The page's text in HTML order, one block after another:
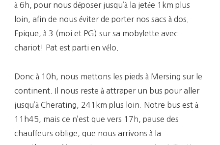
à 6h, pour nous déposer jusqu’à la jetée 1km plus
loin, afin de nous éviter de porter nos sacs à dos.
Epique, à 3 (moi et PG) sur sa mobylette avec
chariot! Pat est parti en vélo.
Donc à 10h, nous mettons les pieds à Mersing sur le
continent. Il nous reste à attraper un bus pour aller
jusqu’à Cherating, 241km plus loin. Notre bus est à
11h45, mais ce n’est que vers 17h, pause des
chauffeurs oblige, que nous arrivons à la